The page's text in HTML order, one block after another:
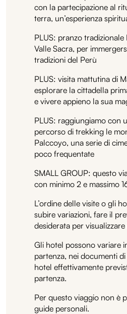
con la partecipazione al
terra, un’esperienza
PLUS: pranzo
Valle Sacra, per
tradizioni del Perù
PLUS: visita mattutina di
esplorare la cittadella
e vivere appieno la sua
PLUS: raggiungiamo con
percorso di trekking le
Palccoyo, una serie di
poco frequentate
SMALL GROUP: questo
con minimo 2 e massimo
L’ordine delle visite o gli
subire variazioni, fare il
desiderata per
Gli hotel possono variare
partenza, nei documenti
hotel effettivamente
partenza.
Per questo viaggio non è
guide personali.